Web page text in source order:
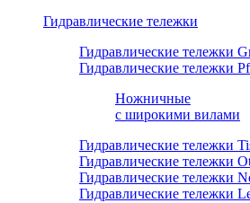
Гидравлические тележки
Гидравлические тележки
Гидравлические тележки
Ножничные
с широкими вилами
Гидравлические тележки
Гидравлические тележки
Гидравлические тележки
Гидравлические тележки